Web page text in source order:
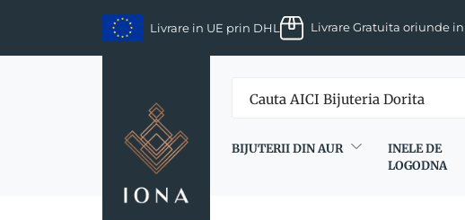
content
Livrare in UE prin DHL Livrare Gratuita oriunde
BIJUTERII DIN AUR
INELE DE
LOGODNA